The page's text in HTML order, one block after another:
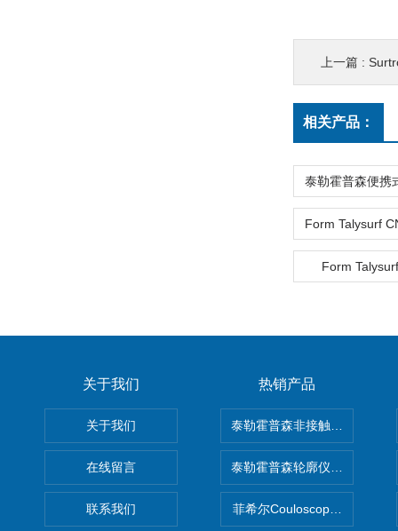
上一篇 :
相关产品：
Form
关于我们
关于我们
在线留言
联系我们
热销产品
泰勒霍普森非接触式轮廓仪
泰勒霍普森轮廓仪|TAYLOR
菲希尔Couloscope CMS2电